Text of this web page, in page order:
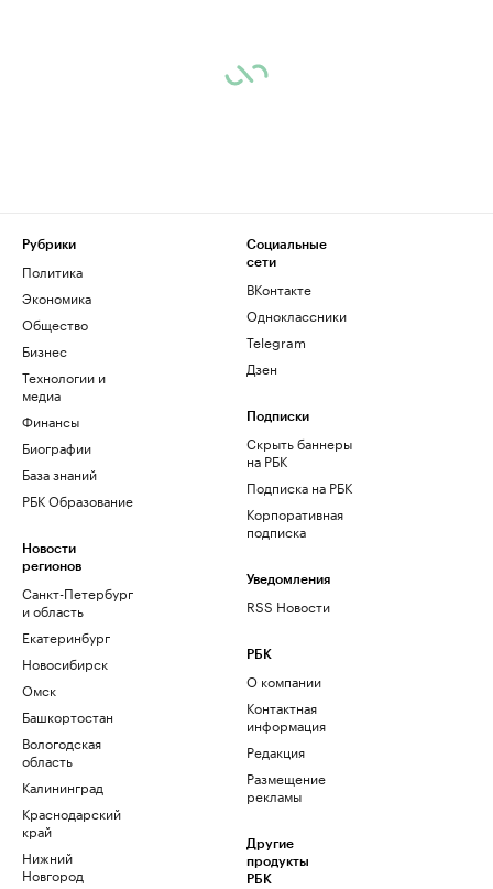
Рубрики
Политика
Экономика
Общество
Бизнес
Технологии и
медиа
Финансы
Биографии
База знаний
РБК Образование
Новости
регионов
Санкт-Петербург
и область
Екатеринбург
Новосибирск
Омск
Башкортостан
Вологодская
область
Калининград
Краснодарский
край
Нижний
Новгород
Социальные
сети
ВКонтакте
Одноклассники
Telegram
Дзен
Подписки
Скрыть баннеры
на РБК
Подписка на РБК
Корпоративная
подписка
Уведомления
RSS Новости
РБК
О компании
Контактная
информация
Редакция
Размещение
рекламы
Другие
продукты
РБК